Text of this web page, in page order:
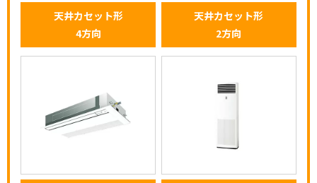
天井カセット形
4方向
天井カセット形
2方向